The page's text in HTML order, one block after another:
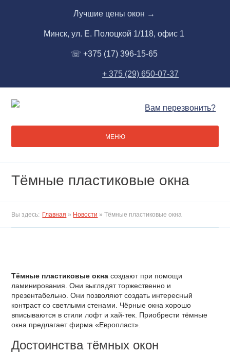
Лучшие цены окон →
Минск, ул. Е. Полоцкой 1/118, офис 1
☏ +375 (17) 396-15-65
+ 375 (29) 650-07-37
Вам перезвонить?
МЕНЮ
Тёмные пластиковые окна
Вы здесь: Главная » Новости »Тёмные пластиковые окна
Тёмные пластиковые окна создают при помощи
ламинирования. Они выглядят торжественно и
презентабельно. Они позволяют создать интересный
контраст со светлыми стенами. Чёрные окна хорошо
вписываются в стили лофт и хай-тек. Приобрести тёмные
окна предлагает фирма «Европласт».
Достоинства тёмных окон